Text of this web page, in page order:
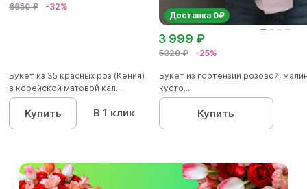
6650 ₽ -32%
Букет из 35 красных роз (Кения)
в корейской матовой кал...
Купить В 1 клик
Доставка 0₽
5320 ₽ -25%
3 999 ₽
Букет из гортензии розовой,
кусто...
Купить